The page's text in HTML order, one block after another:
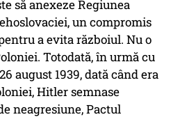
să anexeze Regiunea
un compromis
a evita războiul. Nu o
Totodată, în urmă cu
august 1939, dată când era
Hitler semnase
neagresiune, Pactul